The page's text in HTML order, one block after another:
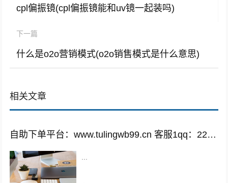
cpl偏振镜(cpl偏振镜能和uv镜一起装吗)
下一篇
什么是o2o营销模式(o2o销售模式是什么意思)
相关文章
自助下单平台：www.tulingwb99.cn 客服1qq：2221028208 客服2qq：2221028208